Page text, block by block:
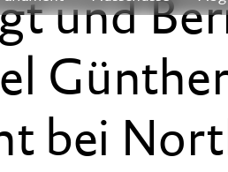
und
bei